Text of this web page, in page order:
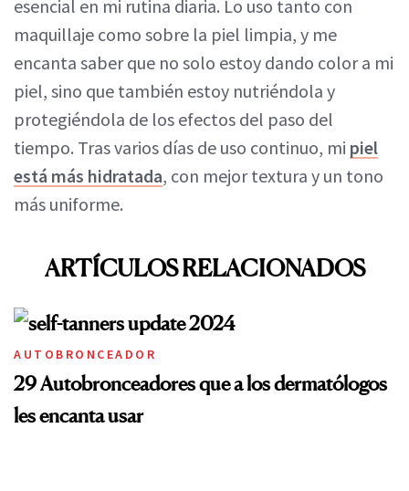
esencial en mi rutina diaria. Lo uso tanto con
maquillaje como sobre la piel limpia, y me
encanta saber que no solo estoy dando color a mi
piel, sino que también estoy nutriéndola y
protegiéndola de los efectos del paso del
tiempo. Tras varios días de uso continuo, mi piel
está más hidratada, con mejor textura y un tono
más uniforme.
ARTÍCULOS RELACIONADOS
AUTOBRONCEADOR
29 Autobronceadores que a los dermatólogos
les encanta usar